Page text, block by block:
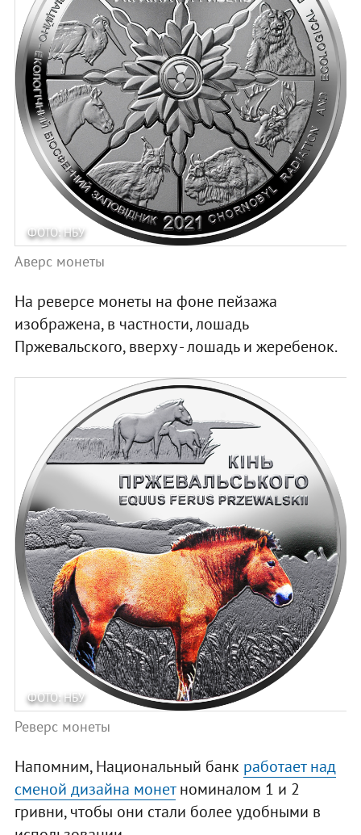
ФОТО: НБУ
Аверс монеты
На реверсе монеты на фоне пейзажа
изображена, в частности, лошадь
Пржевальского, вверху - лошадь и жеребенок.
ФОТО: НБУ
Реверс монеты
Напомним, Национальный банк работает над
сменой дизайна монетноминалом 1 и 2
гривни, чтобы они стали более удобными в